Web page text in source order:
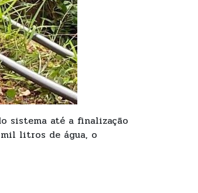
sistema até a finalização
mil litros de água, o